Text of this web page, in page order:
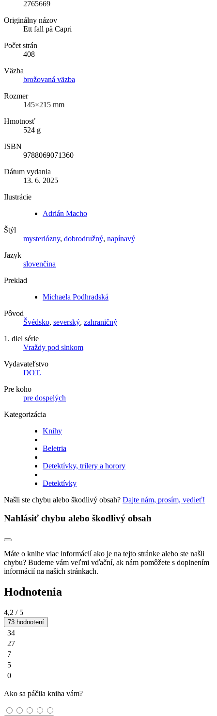
2765669
Originálny názov
Ett fall på Capri
Počet strán
408
Väzba
brožovaná väzba
Rozmer
145×215 mm
Hmotnosť
524 g
ISBN
9788069071360
Dátum vydania
13. 6. 2025
Ilustrácie
Adrián Macho
Štýl
mysteriózny, dobrodružný, napínavý
Jazyk
slovenčina
Preklad
Michaela Podhradská
Pôvod
Švédsko, severský, zahraničný
1. diel série
Vraždy pod slnkom
Vydavateľstvo
DOT.
Pre koho
pre dospelých
Kategorizácia
Knihy
Beletria
Detektívky, trilery a horory
Detektívky
Našli ste chybu alebo škodlivý obsah? Dajte nám, prosím, vedieť!
Nahlásiť chybu alebo škodlivý obsah
Máte o knihe viac informácií ako je na tejto stránke alebo ste našli
chybu? Budeme vám veľmi vďační, ak nám pomôžete s doplnením
informácií na našich stránkach.
Hodnotenia
4,2 / 5
73 hodnotení
34
27
7
5
0
Ako sa páčila kniha vám?